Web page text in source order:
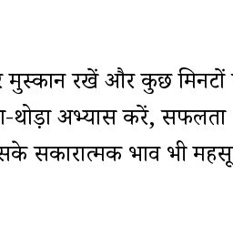
मुस्कान रखें और कुछ
थोड़ा अभ्यास करें, सफलता
सकारात्मक प्रभाव भी